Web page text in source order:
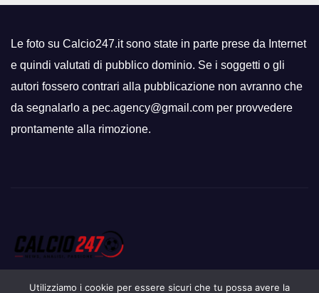
Le foto su Calcio247.it sono state in parte prese da Internet
e quindi valutati di pubblico dominio. Se i soggetti o gli
autori fossero contrari alla pubblicazione non avranno che
da segnalarlo a pec.agency@gmail.com per provvedere
prontamente alla rimozione.
Utilizziamo i cookie per essere sicuri che tu possa avere la